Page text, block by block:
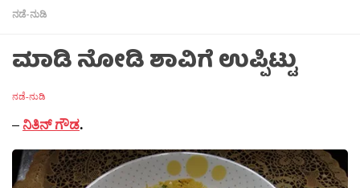
ನಡೆ-ನುಡಿ
ಮಾಡಿ ನೋಡಿ ಶಾವಿಗೆ ಉಪ್ಪಿಟ್ಟು
ನಡೆ-ನುಡಿ
–ನಿತಿನ್ ಗೌಡ.